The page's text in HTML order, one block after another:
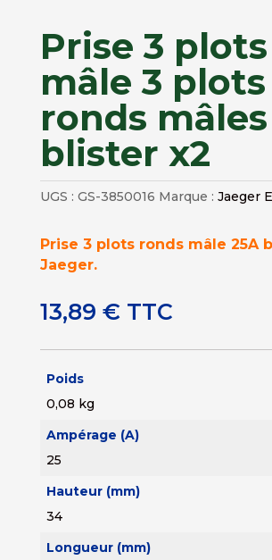
Prise 3 plots
mâle 3 plots
ronds
blister x2
UGS : GS-3850016 Marque : Jaeger
Prise 3 plots ronds mâle 25A
Jaeger.
13,89 € TTC
Poids
0,08 kg
Ampérage (A)
25
Hauteur (mm)
34
Longueur (mm)